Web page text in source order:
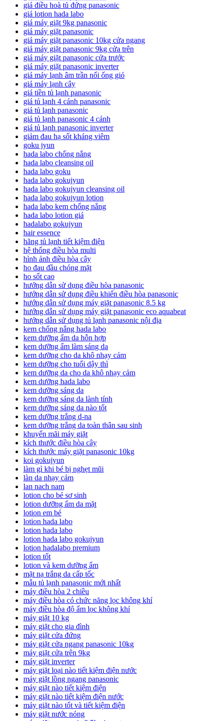
giá điều hoà tủ đứng panasonic
giá lotion hada labo
giá máy giặt 9kg panasonic
giá máy giặt panasonic
giá máy giặt panasonic 10kg cửa ngang
giá máy giặt panasonic 9kg cửa trên
giá máy giặt panasonic cửa trước
giá máy giặt panasonic inverter
giá máy lạnh âm trần nối ống gió
giá máy lạnh cây
giá tiền tủ lạnh panasonic
giá tủ lạnh 4 cánh panasonic
giá tủ lạnh panasonic
giá tủ lạnh panasonic 4 cánh
giá tủ lạnh panasonic inverter
giảm đau hạ sốt kháng viêm
goku jyun
hada labo chống nắng
hada labo cleansing oil
hada labo goku
hada labo gokujyun
hada labo gokujyun cleansing oil
hada labo gokujyun lotion
hada labo kem chống nắng
hada labo lotion giá
hadalabo gokujyun
hair essence
hãng tủ lạnh tiết kiệm điện
hệ thống điều hòa multi
hình ảnh điều hòa cây
ho đau đầu chóng mặt
ho sốt cao
hướng dẫn sử dụng điều hòa panasonic
hướng dẫn sử dụng điều khiển điều hòa panasonic
hướng dẫn sử dụng máy giặt panasonic 8.5 kg
hướng dẫn sử dụng máy giặt panasonic eco aquabeat
hướng dẫn sử dụng tủ lạnh panasonic nội địa
kem chống nắng hada labo
kem dưỡng ẩm da hỗn hợp
kem dưỡng ẩm làm sáng da
kem dưỡng cho da khô nhạy cảm
kem dưỡng cho tuổi dậy thì
kem dưỡng da cho da khô nhạy cảm
kem dưỡng hada labo
kem dưỡng sáng da
kem dưỡng sáng da lành tính
kem dưỡng sáng da nào tốt
kem dưỡng trắng d-na
kem dưỡng trắng da toàn thân sau sinh
khuyến mãi máy giặt
kích thước điều hòa cây
kích thước máy giặt panasonic 10kg
koi gokujyun
làm gì khi bé bị nghẹt mũi
làn da nhạy cảm
lan nach nam
lotion cho bé sơ sinh
lotion dưỡng ẩm da mặt
lotion em bé
lotion hada labo
lotion hada labo
lotion hada labo gokujyun
lotion hadalabo premium
lotion tốt
lotion và kem dưỡng ẩm
mặt nạ trắng da cấp tốc
mẫu tủ lạnh panasonic mới nhất
máy điều hòa 2 chiều
máy điều hòa có chức năng lọc không khí
máy điều hòa độ ẩm lọc không khí
máy giặt 10 kg
máy giặt cho gia đình
máy giặt cửa đứng
máy giặt cửa ngang panasonic 10kg
máy giặt cửa trên 9kg
máy giặt inverter
máy giặt loại nào tiết kiệm điện nước
máy giặt lồng ngang panasonic
máy giặt nào tiết kiệm điện
máy giặt nào tiết kiệm điện nước
máy giặt nào tốt và tiết kiệm điện
máy giặt nước nóng